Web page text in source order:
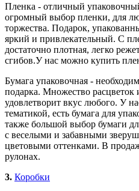
Пленка - отличный
огромный выбор пленки, для
торжества. Подарок,
яркий и привлекательный. С
достаточно плотная, легко
сгибов.У нас можно купить
Бумага упаковочная -
подарка. Множество расцветок
удовлетворит вкус любого. У
тематикой, есть бумага для
также большой выбор бумаги
с веселыми и забавными
цветовыми оттенками. В
рулонах.
3. Коробки